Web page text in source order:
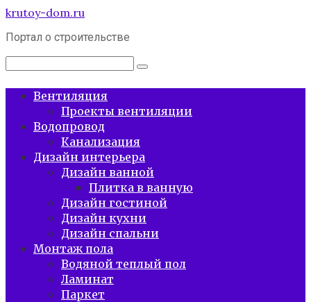
Перейти
контенту
krutoy-dom.ru
Портал о строительстве
Поиск:
Вентиляция
Проекты вентиляции
Водопровод
Канализация
Дизайн интерьера
Дизайн ванной
Плитка в ванную
Дизайн гостиной
Дизайн кухни
Дизайн спальни
Монтаж пола
Водяной теплый пол
Ламинат
Паркет